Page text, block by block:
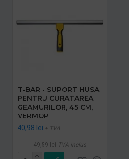
T-BAR - SUPORT HUSA
PENTRU CURATAREA
GEAMURILOR, 45 CM,
VERMOP
40,98 lei + TVA
49,59 lei TVA inclus